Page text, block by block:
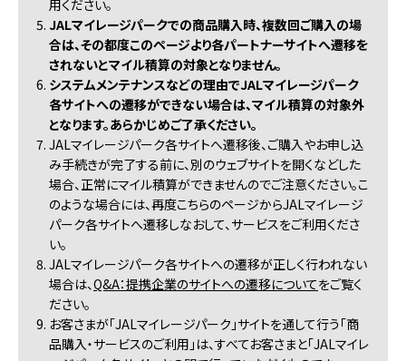
用ください。
5. JALマイレージパークでの商品購入時、複数回ご購入の場
合は、その都度このページより各パートナーサイトへ遷移を
されないとマイル積算の対象となりません。
6. システムメンテナンスなどの理由でJALマイレージパーク
各サイトへの遷移ができない場合は、マイル積算の対象外
となります。あらかじめご了承ください。
7. JALマイレージパーク各サイトへ遷移後、ご購入やお申し込
み手続きが完了する前に、別のウェブサイトを開くなどした
場合、正常にマイル積算ができませんのでご注意ください。こ
のような場合には、再度こちらのページからJALマイレージ
パーク各サイトへ遷移しなおして、サービスをご利用くださ
い。
8. JALマイレージパーク各サイトへの遷移が正しく行われない
場合は、Q&A：提携企業のサイトへの遷移についてをご覧く
ださい。
9. お客さまが「JALマイレージパーク」サイトを通して行う「商
品購入・サービスのご利用」は、すべてお客さまと「JALマイレ